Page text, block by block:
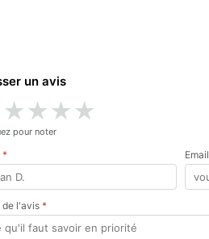
un avis
★★★★
pour noter
* Email
de l'avis*